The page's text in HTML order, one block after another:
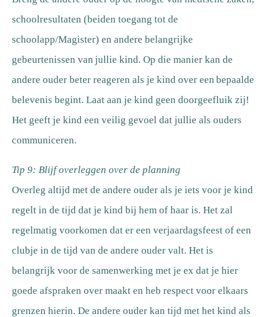
schoolresultaten (beiden toegang tot de
schoolapp/Magister) en andere belangrijke
gebeurtenissen van jullie kind. Op die manier kan de
andere ouder beter reageren als je kind over een bepaalde
belevenis begint. Laat aan je kind geen doorgeefluik zij!
Het geeft je kind een veilig gevoel dat jullie als ouders
communiceren.
Tip 9: Blijf overleggen over de planning
Overleg altijd met de andere ouder als je iets voor je kind
regelt in de tijd dat je kind bij hem of haar is. Het zal
regelmatig voorkomen dat er een verjaardagsfeest of een
clubje in de tijd van de andere ouder valt. Het is
belangrijk voor de samenwerking met je ex dat je hier
goede afspraken over maakt en heb respect voor elkaars
grenzen hierin. De andere ouder kan tijd met het kind als